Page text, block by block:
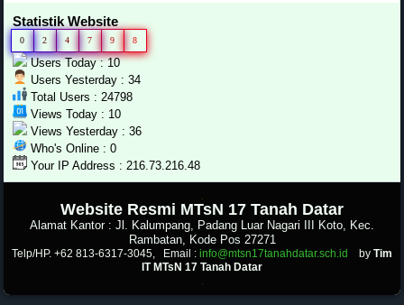
Statistik Website
0 2 4 7 9 8
Users Today : 10
Users Yesterday : 34
Total Users : 24798
Views Today : 10
Views Yesterday : 36
Who's Online : 0
Your IP Address : 216.73.216.48
Website Resmi MTsN 17 Tanah Datar
Alamat Kantor : Jl. Kalumpang, Padang Luar Nagari III Koto, Kec.
Rambatan, Kode Pos 27271
Telp/HP. +62 813-6317-3045, Email : info@mtsn17tanahdatar.sch.id by Tim
IT MTsN 17 Tanah Datar
.